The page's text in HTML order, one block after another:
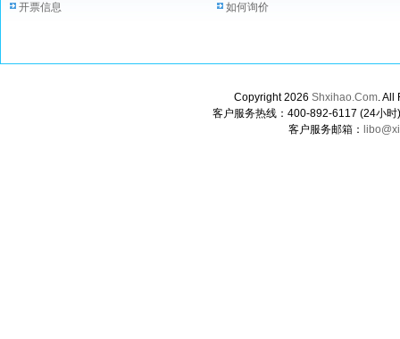
开票信息
如何询价
Copyright 2026 Shxihao.Com. All
客户服务热线：400-892-6117 (24小
客户服务邮箱：